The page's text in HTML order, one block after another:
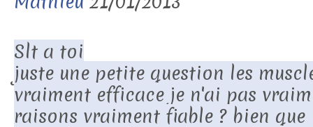
Slt a toi
juste une petite question les
vraiment efficace je n'ai pas
raisons vraiment fiable ? bien que